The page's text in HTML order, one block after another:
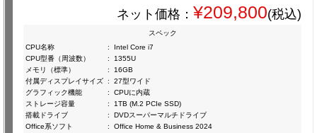
ネット価格： ¥209,800(税込)
スペック
CPU名称
:
Intel Core i7
CPU型番（周波数）
:
1355U
メモリ（標準）
:
16GB
付属ディスプレイサイズ :
27型ワイド
グラフィック機能
:
CPUに内蔵
ストレージ容量
:
1TB (M.2 PCIe SSD)
搭載ドライブ
:
DVDスーパーマルチドライブ
Office系ソフト
:
Office Home & Business 2024